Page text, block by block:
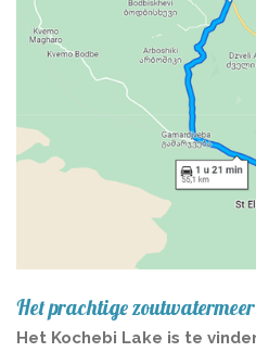
Het prachtige
Het Kochebi Lake is te